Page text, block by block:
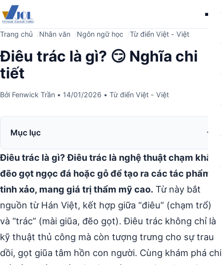
Trang chủ Nhân văn Ngôn ngữ học Từ điển Việt - Việt
Điêu trác là gì? 😏 Nghĩa chi
tiết
Bởi Fenwick Trần • 14/01/2026 • Từ điển Việt - Việt
Mục lục
Điêu trác là gì? Điêu trác là nghệ thuật chạm khắc,
đẽo gọt ngọc đá hoặc gỗ để tạo ra các tác phẩm
tinh xảo, mang giá trị thẩm mỹ cao. Từ này bắt
nguồn từ Hán Việt, kết hợp giữa “điêu” (chạm trổ)
và “trác” (mài giũa, đẽo gọt). Điêu trác không chỉ là
kỹ thuật thủ công mà còn tượng trưng cho sự trau
dồi, gọt giũa tâm hồn con người. Cùng khám phá chi